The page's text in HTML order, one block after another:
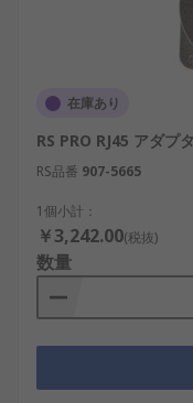
データセンタ
保し、サーバ
設備の監視ネッ
半導体工場：
した通信に貢献
交通システム：
ムや国内の物流
教育・研究：
在庫あり
RS PRO RJ45 アダプ
RS品番 907-5665
1個小計：
￥3,242.00(税抜)
数量